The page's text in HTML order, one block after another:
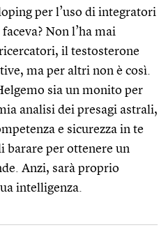
per l’uso di integratori
Non l’ha mai
il testosterone
ma per altri non è così.
sia un monito per
analisi dei presagi astrali,
e sicurezza in te
barare per ottenere un
Anzi, sarà proprio
intelligenza.